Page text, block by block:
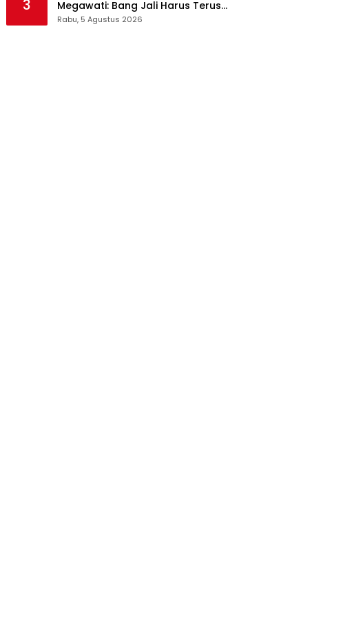
3
Megawati: Bang Jali Harus Terus
Dipantau dan Dikembangkan
Rabu, 5 Agustus 2026